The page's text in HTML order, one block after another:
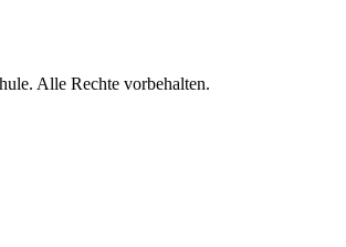
Alle Rechte vorbehalten.